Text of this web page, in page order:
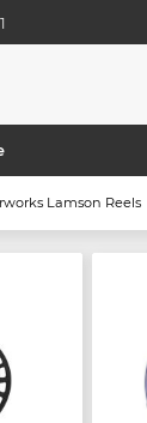
Lamson Reels